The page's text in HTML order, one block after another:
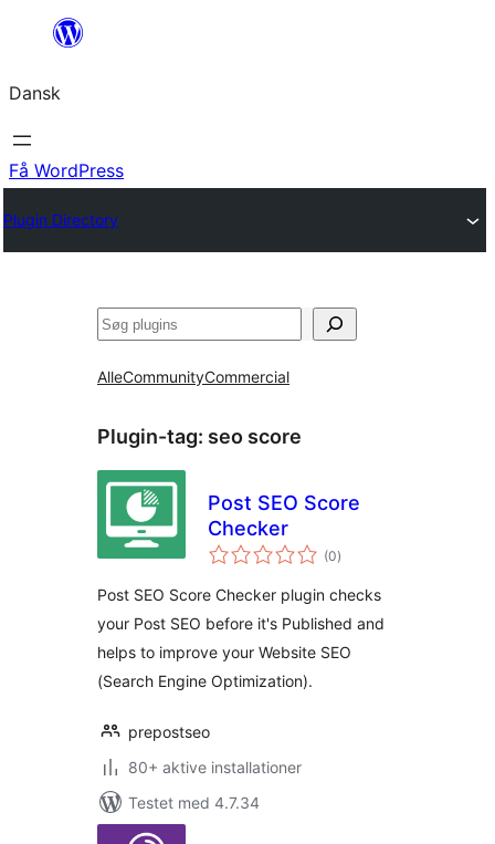
Spring
indhold
Dansk
Få WordPress
Plugin Directory
Søg
AlleCommunityCommercial
Plugin-tag: seo score
Post SEO Score
Checker
(0totale
bedømmelser
)
Post SEO Score Checker plugin checks
your Post SEO before it's Published and
helps to improve your Website SEO
(Search Engine Optimization).
prepostseo
80+ aktive installationer
Testet med 4.7.34